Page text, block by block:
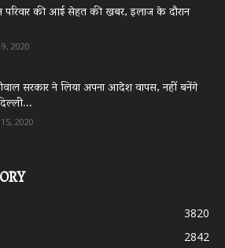
परिवार की आई सेहत की खबर, इलाज के दौरान
2020
सरकार ने लिया अपना आदेश वापस, नहीं बनेंगे
2020
3820
2842